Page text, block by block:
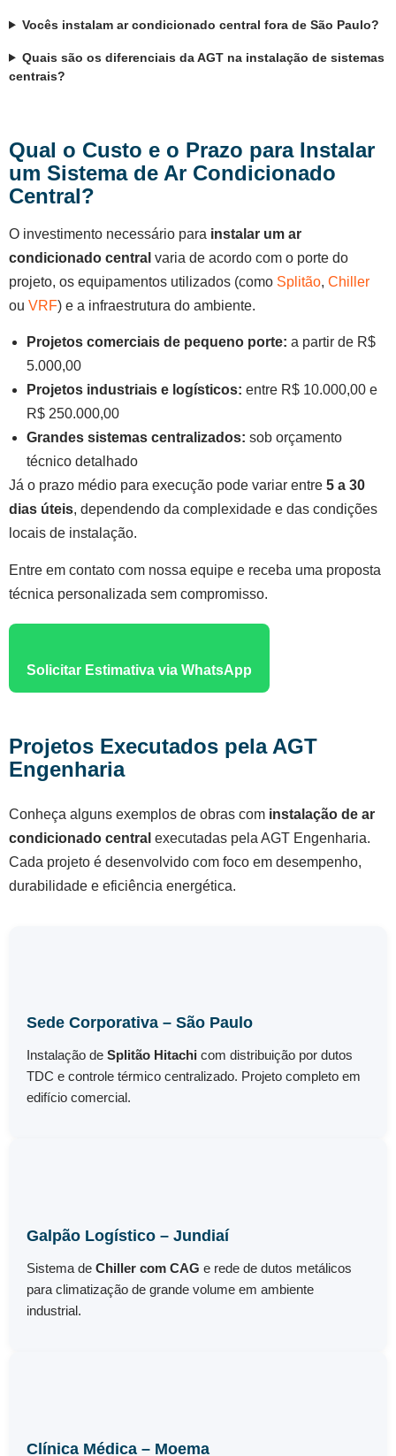
Vocês instalam ar condicionado central fora de São Paulo?
Quais são os diferenciais da AGT na instalação de sistemas
centrais?
Qual o Custo e o Prazo para Instalar
um Sistema de Ar Condicionado
Central?
O investimento necessário para instalar um ar
condicionado central varia de acordo com o porte do
projeto, os equipamentos utilizados (como Splitão, Chiller
ou VRF) e a infraestrutura do ambiente.
Projetos comerciais de pequeno porte: a partir de R$
5.000,00
Projetos industriais e logísticos: entre R$ 10.000,00 e
R$ 250.000,00
Grandes sistemas centralizados: sob orçamento
técnico detalhado
Já o prazo médio para execução pode variar entre 5 a 30
dias úteis, dependendo da complexidade e das condições
locais de instalação.
Entre em contato com nossa equipe e receba uma proposta
técnica personalizada sem compromisso.
Solicitar Estimativa via WhatsApp
Projetos Executados pela AGT
Engenharia
Conheça alguns exemplos de obras com instalação de ar
condicionado central executadas pela AGT Engenharia.
Cada projeto é desenvolvido com foco em desempenho,
durabilidade e eficiência energética.
Sede Corporativa – São Paulo
Instalação de Splitão Hitachi com distribuição por dutos
TDC e controle térmico centralizado. Projeto completo em
edifício comercial.
Galpão Logístico – Jundiaí
Sistema de Chiller com CAG e rede de dutos metálicos
para climatização de grande volume em ambiente
industrial.
Clínica Médica – Moema